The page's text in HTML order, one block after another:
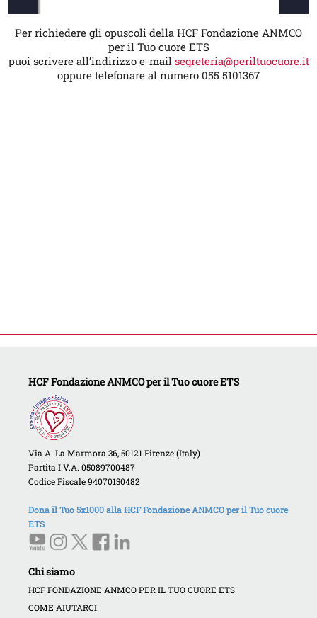
Per richiedere gli opuscoli della HCF Fondazione ANMCO
per il Tuo cuore ETS
puoi scrivere all’indirizzo e-mail segreteria@periltuocuore.it
oppure telefonare al numero 055 5101367
HCF Fondazione ANMCO per il Tuo cuore ETS
Via A. La Marmora 36, 50121 Firenze (Italy)
Partita I.V.A. 05089700487
Codice Fiscale 94070130482
Dona il Tuo 5x1000 alla HCF Fondazione ANMCO per il Tuo cuore
ETS
Chi siamo
HCF FONDAZIONE ANMCO PER IL TUO CUORE ETS
COME AIUTARCI